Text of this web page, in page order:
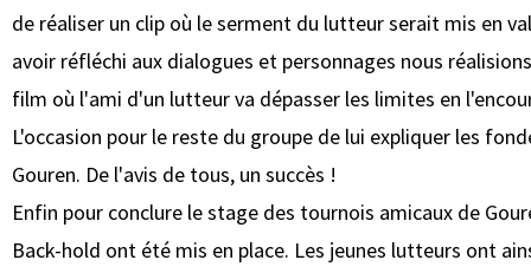
de réaliser un clip où le serment du lutteur serait mis en
avoir réfléchi aux dialogues et personnages nous
film où l'ami d'un lutteur va dépasser les limites en
L'occasion pour le reste du groupe de lui expliquer les
Gouren. De l'avis de tous, un succès !
Enfin pour conclure le stage des tournois amicaux de
Back-hold ont été mis en place. Les jeunes lutteurs ont